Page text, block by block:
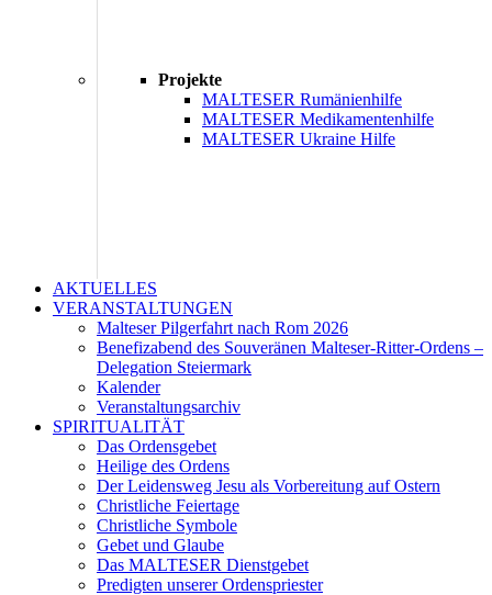
Projekte
MALTESER Rumänienhilfe
MALTESER Medikamentenhilfe
MALTESER Ukraine Hilfe
AKTUELLES
VERANSTALTUNGEN
Malteser Pilgerfahrt nach Rom 2026
Benefizabend des Souveränen Malteser-Ritter-Ordens –
Delegation Steiermark
Kalender
Veranstaltungsarchiv
SPIRITUALITÄT
Das Ordensgebet
Heilige des Ordens
Der Leidensweg Jesu als Vorbereitung auf Ostern
Christliche Feiertage
Christliche Symbole
Gebet und Glaube
Das MALTESER Dienstgebet
Predigten unserer Ordenspriester